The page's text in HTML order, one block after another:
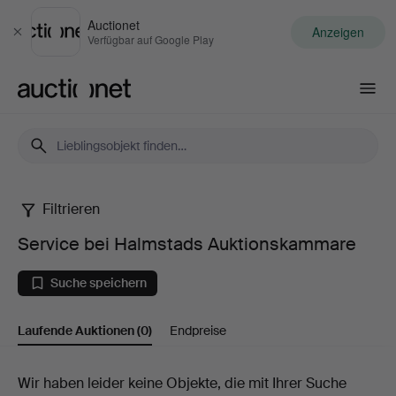
Schließen
Auctionet
Verfügbar auf Google Play Anzeigen
Service
bei
Halmstads
Auktionskammare
Filtrieren
Service bei Halmstads Auktionskammare
Suche speichern
Laufende Auktionen(0) Endpreise
Laufende
Wir haben leider keine Objekte, die mit Ihrer Suche